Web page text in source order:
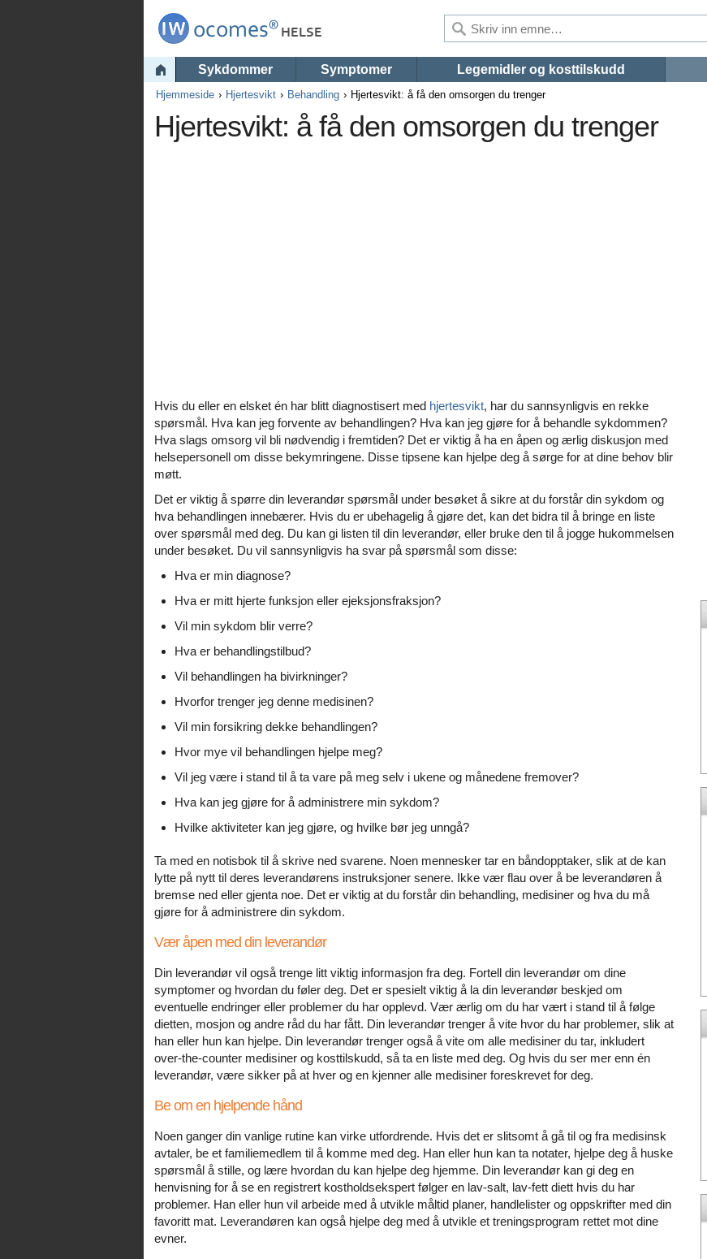
Sykdommer Symptomer Legemidler og kosttilskudd
Hjemmeside Hjertesvikt Behandling Hjertesvikt: å få den omsorgen du trenger
Hjertesvikt: å få den omsorgen du trenger
Hvis du eller en elsket én har blitt diagnostisert med hjertesvikt, har du sannsynligvis en rekke
spørsmål. Hva kan jeg forvente av behandlingen? Hva kan jeg gjøre for å behandle sykdommen?
Hva slags omsorg vil bli nødvendig i fremtiden? Det er viktig å ha en åpen og ærlig diskusjon med
helsepersonell om disse bekymringene. Disse tipsene kan hjelpe deg å sørge for at dine behov blir
møtt.
Det er viktig å spørre din leverandør spørsmål under besøket å sikre at du forstår din sykdom og
hva behandlingen innebærer. Hvis du er ubehagelig å gjøre det, kan det bidra til å bringe en liste
over spørsmål med deg. Du kan gi listen til din leverandør, eller bruke den til å jogge hukommelsen
under besøket. Du vil sannsynligvis ha svar på spørsmål som disse:
Hva er min diagnose?
Hva er mitt hjerte funksjon eller ejeksjonsfraksjon?
Vil min sykdom blir verre?
Hva er behandlingstilbud?
Vil behandlingen ha bivirkninger?
Hvorfor trenger jeg denne medisinen?
Vil min forsikring dekke behandlingen?
Hvor mye vil behandlingen hjelpe meg?
Vil jeg være i stand til å ta vare på meg selv i ukene og månedene fremover?
Hva kan jeg gjøre for å administrere min sykdom?
Hvilke aktiviteter kan jeg gjøre, og hvilke bør jeg unngå?
Ta med en notisbok til å skrive ned svarene. Noen mennesker tar en båndopptaker, slik at de kan
lytte på nytt til deres leverandørens instruksjoner senere. Ikke vær flau over å be leverandøren å
bremse ned eller gjenta noe. Det er viktig at du forstår din behandling, medisiner og hva du må
gjøre for å administrere din sykdom.
Vær åpen med din leverandør
Din leverandør vil også trenge litt viktig informasjon fra deg. Fortell din leverandør om dine
symptomer og hvordan du føler deg. Det er spesielt viktig å la din leverandør beskjed om
eventuelle endringer eller problemer du har opplevd. Vær ærlig om du har vært i stand til å følge
dietten, mosjon og andre råd du har fått. Din leverandør trenger å vite hvor du har problemer, slik at
han eller hun kan hjelpe. Din leverandør trenger også å vite om alle medisiner du tar, inkludert
over-the-counter medisiner og kosttilskudd, så ta en liste med deg. Og hvis du ser mer enn én
leverandør, være sikker på at hver og en kjenner alle medisiner foreskrevet for deg.
Be om en hjelpende hånd
Noen ganger din vanlige rutine kan virke utfordrende. Hvis det er slitsomt å gå til og fra medisinsk
avtaler, be et familiemedlem til å komme med deg. Han eller hun kan ta notater, hjelpe deg å huske
spørsmål å stille, og lære hvordan du kan hjelpe deg hjemme. Din leverandør kan gi deg en
henvisning for å se en registrert kostholdsekspert følger en lav-salt, lav-fett diett hvis du har
problemer. Han eller hun vil arbeide med å utvikle måltid planer, handlelister og oppskrifter med din
favoritt mat. Leverandøren kan også hjelpe deg med å utvikle et treningsprogram rettet mot dine
evner.